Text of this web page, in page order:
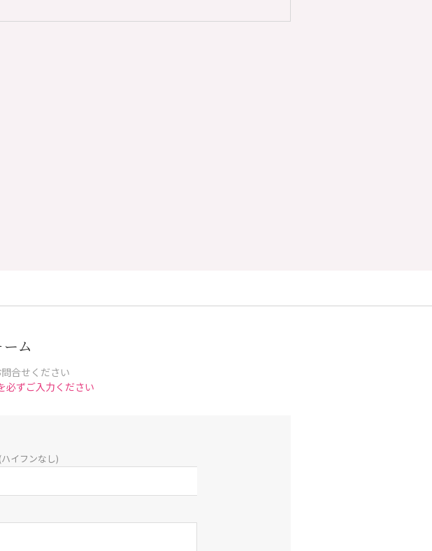
ム
合せください
必ずご入力ください
イフンなし)